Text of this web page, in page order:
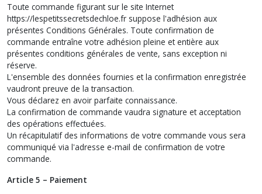
Toute commande figurant sur le site Internet
https://lespetitssecretsdechloe.fr suppose l'adhésion aux
présentes Conditions Générales. Toute confirmation de
commande entraîne votre adhésion pleine et entière aux
présentes conditions générales de vente, sans exception ni
réserve.
L'ensemble des données fournies et la confirmation enregistrée
vaudront preuve de la transaction.
Vous déclarez en avoir parfaite connaissance.
La confirmation de commande vaudra signature et acceptation
des opérations effectuées.
Un récapitulatif des informations de votre commande vous sera
communiqué via l'adresse e-mail de confirmation de votre
commande.
Article 5 – Paiement